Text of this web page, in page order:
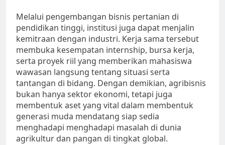
Melalui pengembangan bisnis pertanian di
pendidikan tinggi, institusi juga dapat menjalin
kemitraan dengan industri. Kerja sama tersebut
membuka kesempatan internship, bursa kerja,
serta proyek riil yang memberikan mahasiswa
wawasan langsung tentang situasi serta
tantangan di bidang. Dengan demikian, agribisnis
bukan hanya sektor ekonomi, tetapi juga
membentuk aset yang vital dalam membentuk
generasi muda mendatang siap sedia
menghadapi menghadapi masalah di dunia
agrikultur dan pangan di tingkat global.